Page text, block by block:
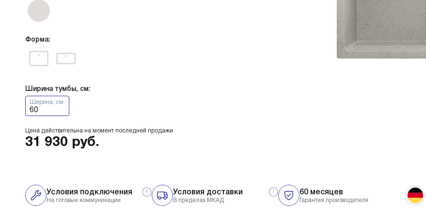
Форма:
Ширина тумбы, см:
Ширина, см.
60
Цена действительна на момент последней продажи
31 930 руб.
Условия доставки
В пределах МКАД
60 месяцев
Гарантия производителя
Условия подключения
На готовые коммуникации